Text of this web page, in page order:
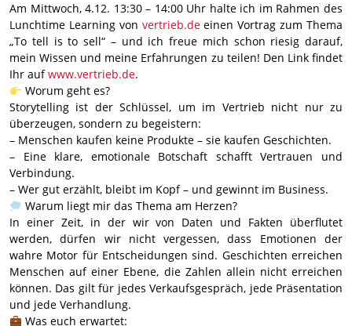
Am Mittwoch, 4.12. 13:30 – 14:00 Uhr halte ich im Rahmen des
Lunchtime Learning von vertrieb.deeinen Vortrag zum Thema
„To tell is to sell“ – und ich freue mich schon riesig darauf,
mein Wissen und meine Erfahrungen zu teilen! Den Link findet
Ihr aufwww.vertrieb.de.
Worum geht es?
Storytelling ist der Schlüssel, um im Vertrieb nicht nur zu
überzeugen, sondern zu begeistern:
– Menschen kaufen keine Produkte – sie kaufen Geschichten.
– Eine klare, emotionale Botschaft schafft Vertrauen und
Verbindung.
– Wer gut erzählt, bleibt im Kopf – und gewinnt im Business.
Warum liegt mir das Thema am Herzen?
In einer Zeit, in der wir von Daten und Fakten überflutet
werden, dürfen wir nicht vergessen, dass Emotionen der
wahre Motor für Entscheidungen sind. Geschichten erreichen
Menschen auf einer Ebene, die Zahlen allein nicht erreichen
können. Das gilt für jedes Verkaufsgespräch, jede Präsentation
und jede Verhandlung.
Was euch erwartet: